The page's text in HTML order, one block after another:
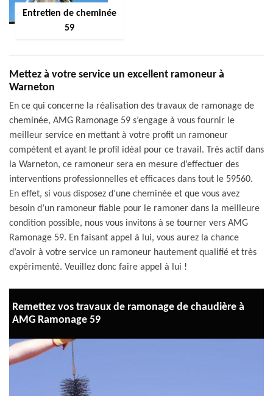
Entretien de cheminée
59
Mettez à votre service un excellent ramoneur à
Warneton
En ce qui concerne la réalisation des travaux de ramonage de
cheminée, AMG Ramonage 59 s’engage à vous fournir le
meilleur service en mettant à votre profit un ramoneur
compétent et ayant le profil idéal pour ce travail. Très actif dans
la Warneton, ce ramoneur sera en mesure d’effectuer des
interventions professionnelles et efficaces dans tout le 59560.
En effet, si vous disposez d’une cheminée et que vous avez
besoin d’un ramoneur fiable pour le ramoner dans la meilleure
condition possible, nous vous invitons à se tourner vers AMG
Ramonage 59. En faisant appel à lui, vous aurez la chance
d’avoir à votre service un ramoneur hautement qualifié et très
expérimenté. Veuillez donc faire appel à lui !
Remettez vos travaux de ramonage de chaudière à
AMG Ramonage 59